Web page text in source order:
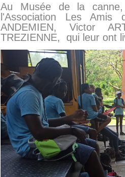
Au Musée de la
l'Association Les Amis
ANDEMIEN, Victor
TREZIENNE, qui leur ont